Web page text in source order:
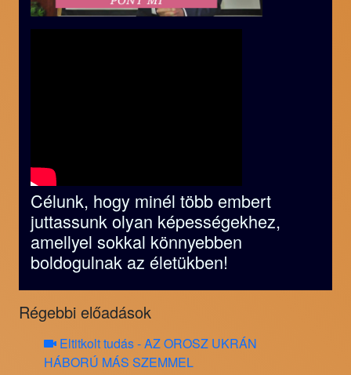
Célunk, hogy minél több embert
juttassunk olyan képességekhez,
amellyel sokkal könnyebben
boldogulnak az életükben!
Régebbi előadások
Eltitkolt tudás - AZ OROSZ UKRÁN
HÁBORÚ MÁS SZEMMEL